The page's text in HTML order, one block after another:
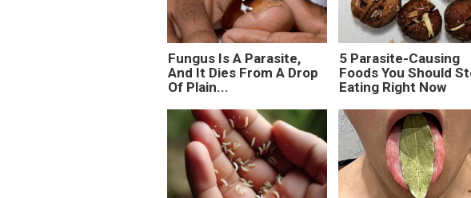
Fungus Is A Parasite,
And It Dies From A Drop
Of Plain...
5 Parasite-Causing
Foods You Should
Eating Right Now